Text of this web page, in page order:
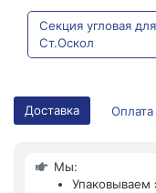
Секция угловая
Ст.Оскол
Доставка Оплата
Мы:
Упаковываем